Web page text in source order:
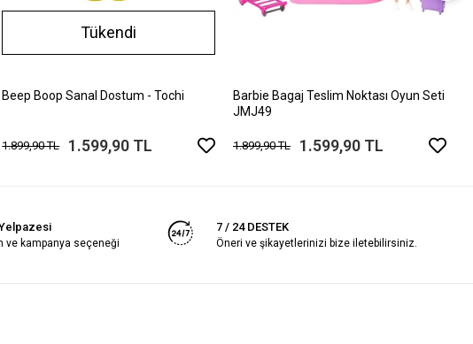
Tükendi
Beep Boop Sanal Dostum - Tochi
1.899,90 TL 1.599,90 TL
Barbie Bagaj Teslim Noktası Oyun Seti
JMJ49
1.899,90 TL 1.599,90 TL
ve kampanya seçeneği
7 / 24 DESTEK
Öneri ve şikayetlerinizi bize iletebilirsiniz.